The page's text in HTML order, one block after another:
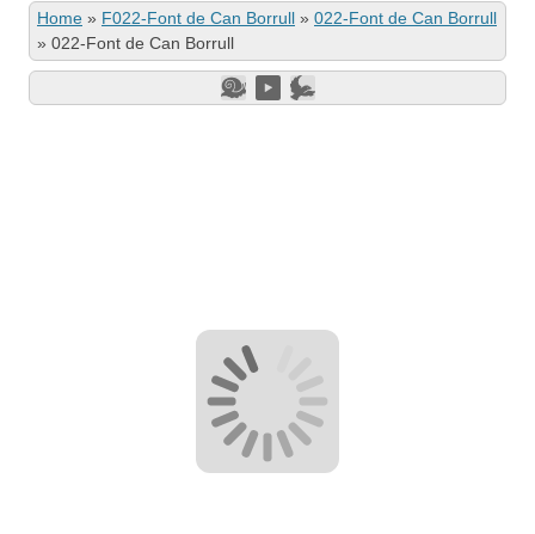
Home » F022-Font de Can Borrull » 022-Font de Can Borrull
» 022-Font de Can Borrull